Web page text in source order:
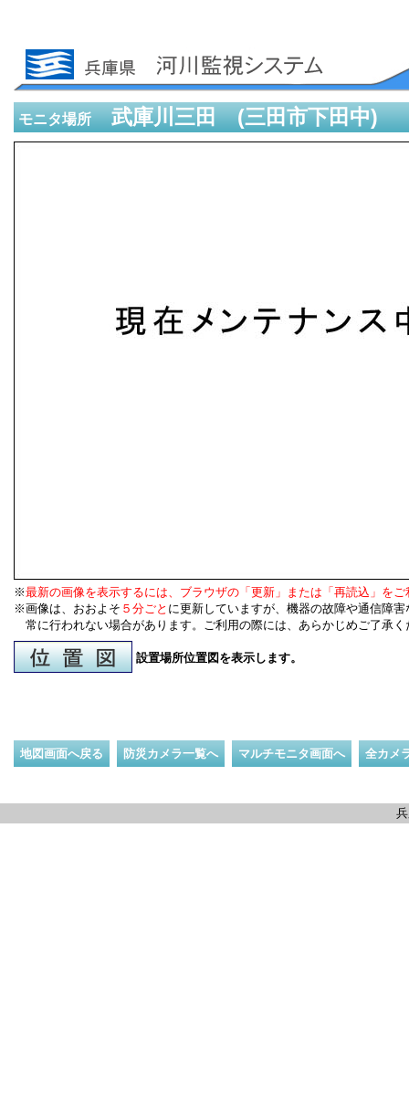
モニタ場所武庫川三田 (三田市下田中)
※最新の画像を表示するには、ブラウザの「更新」または「再読込」を
※画像は、おおよそ ５分ごと に更新していますが、機器の故障や通信障
常に行われない場合があります。ご利用の際には、あらかじめご了承く
設置場所位置図を表示します。
地図画面へ戻る 防災カメラ一覧へ マルチモニタ画面へ 全カメ